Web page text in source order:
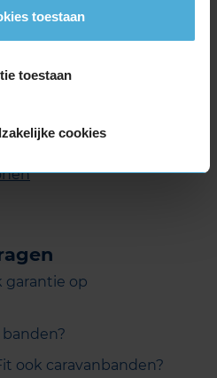
toestaan
toestaan
cookies
garantie op
ook caravanbanden?